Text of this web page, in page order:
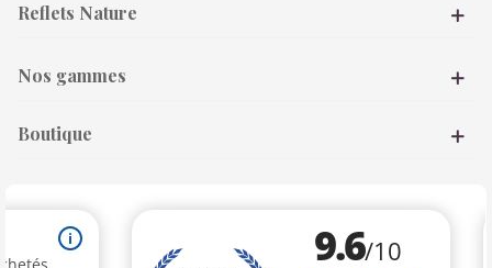
Reflets Nature
Nos gammes
Boutique